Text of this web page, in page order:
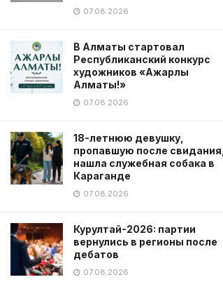
07.08.2026
В Алматы стартовал
Республиканский конкурс
художников «Ажарлы
Алматы!»
07.08.2026
18-летнюю девушку,
пропавшую после свидания,
нашла служебная собака в
Караганде
07.08.2026
Курултай-2026: партии
вернулись в регионы после
дебатов
07.08.2026